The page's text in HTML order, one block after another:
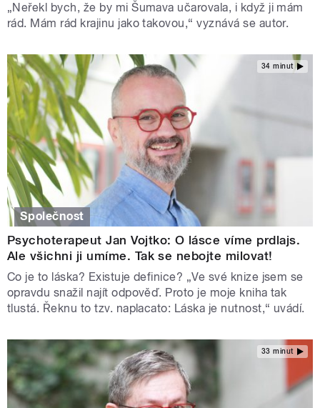
„Neřekl bych, že by mi Šumava učarovala, i když ji mám
rád. Mám rád krajinu jako takovou,“ vyznává se autor.
34 minut
Společnost
Psychoterapeut Jan Vojtko: O lásce víme prdlajs.
Ale všichni ji umíme. Tak se nebojte milovat!
Co je to láska? Existuje definice? „Ve své knize jsem se
opravdu snažil najít odpověď. Proto je moje kniha tak
tlustá. Řeknu to tzv. naplacato: Láska je nutnost,“ uvádí.
33 minut